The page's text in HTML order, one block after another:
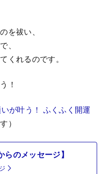
を祓い、
、
くれるのです。
！
が叶う！ ふくふく開運
）
らのメッセージ】